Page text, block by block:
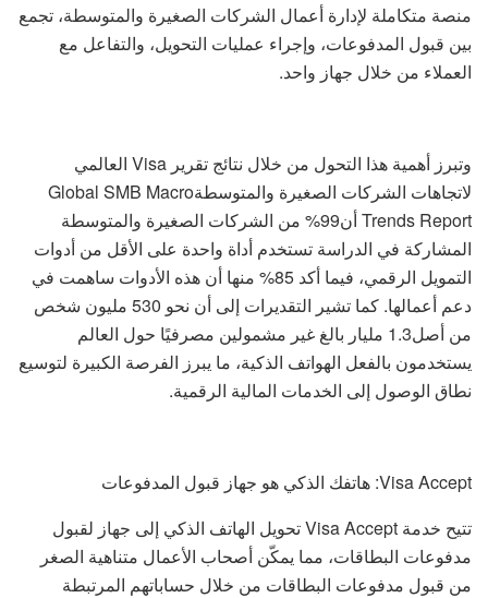
منصة متكاملة لإدارة أعمال الشركات الصغيرة والمتوسطة، تجمع
بين قبول المدفوعات، وإجراء عمليات التحويل، والتفاعل مع
العملاء من خلال جهاز واحد.
وتبرز أهمية هذا التحول من خلال نتائج تقرير Visa العالمي
لاتجاهات الشركات الصغيرة والمتوسطةGlobal SMB Macro
Trends Report أن99% من الشركات الصغيرة والمتوسطة
المشاركة في الدراسة تستخدم أداة واحدة على الأقل من أدوات
التمويل الرقمي، فيما أكد 85% منها أن هذه الأدوات ساهمت في
دعم أعمالها. كما تشير التقديرات إلى أن نحو 530 مليون شخص
من أصل1.3 مليار بالغ غير مشمولين مصرفيًا حول العالم
يستخدمون بالفعل الهواتف الذكية، ما يبرز الفرصة الكبيرة لتوسيع
نطاق الوصول إلى الخدمات المالية الرقمية.
Visa Accept: هاتفك الذكي هو جهاز قبول المدفوعات
تتيح خدمة Visa Accept تحويل الهاتف الذكي إلى جهاز لقبول
مدفوعات البطاقات، مما يمكّن أصحاب الأعمال متناهية الصغر
من قبول مدفوعات البطاقات من خلال حساباتهم المرتبطة